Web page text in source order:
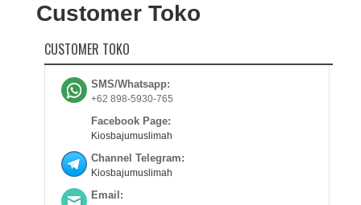
Customer Toko
CUSTOMER TOKO
SMS/Whatsapp:
+62 898-5930-765
Facebook Page:
Kiosbajumuslimah
Channel Telegram:
Kiosbajumuslimah
Email: